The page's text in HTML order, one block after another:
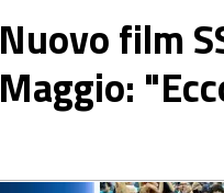
Nuovo film
Maggio: